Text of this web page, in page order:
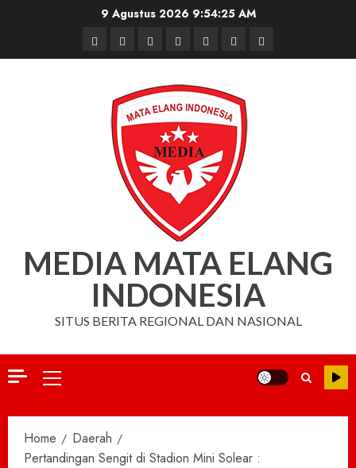
9 Agustus 2026 9:54:25 AM
BerandaNasionalDaerahHukum
dan
Kriminal
Pendidikan
Box
Redaksi
Iklan
MEDIA MATA ELANG
INDONESIA
SITUS BERITA REGIONAL DAN NASIONAL
Primary
Home
Daerah
Pertandingan Sengit di Stadion Mini Solear :